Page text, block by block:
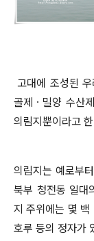
고대에 조성된
골제 ㆍ 밀양 수산
의림지뿐이라고
의림지는 예로부
북부 청전동 일대
지 주위에는 몇 백
호루 등의 정자가